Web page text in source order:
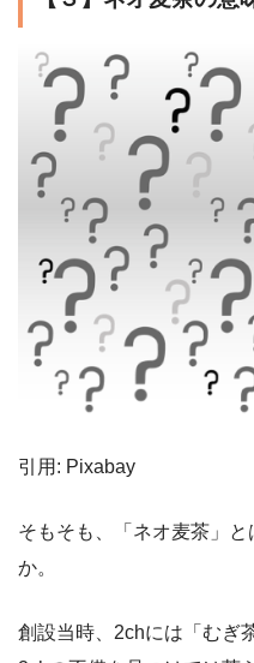
引用: Pixabay
そもそも、「ネオ麦茶」
か。
創設当時、2chには「むぎ